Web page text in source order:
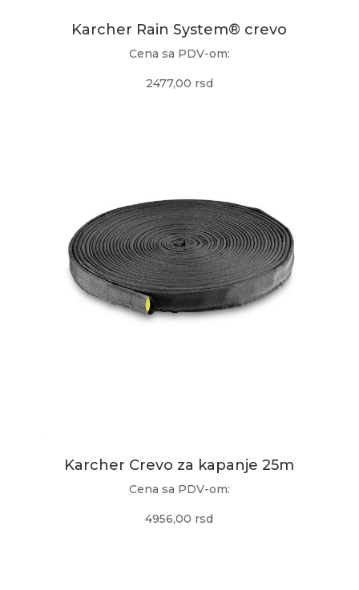
Karcher Rain System® crevo
Cena sa PDV-om:
2477,00 rsd
Karcher Crevo za kapanje 25m
Cena sa PDV-om:
4956,00 rsd